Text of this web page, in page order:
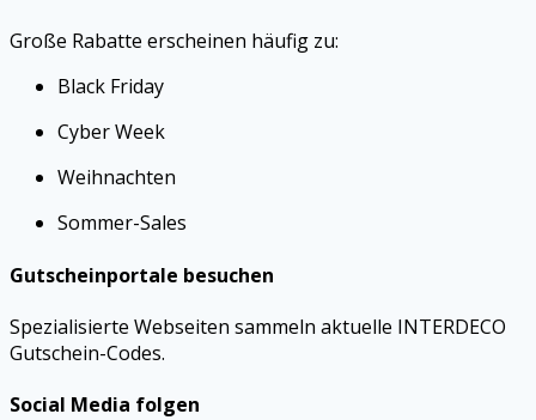
Große Rabatte erscheinen häufig zu:
Black Friday
Cyber Week
Weihnachten
Sommer-Sales
Gutscheinportale besuchen
Spezialisierte Webseiten sammeln aktuelle INTERDECO
Gutschein-Codes.
Social Media folgen